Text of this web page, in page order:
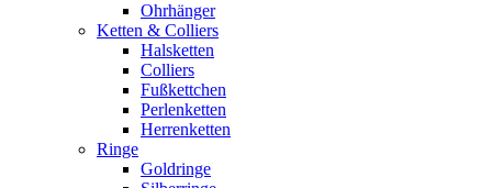
Ohrhänger
Ketten & Colliers
Halsketten
Colliers
Fußkettchen
Perlenketten
Herrenketten
Ringe
Goldringe